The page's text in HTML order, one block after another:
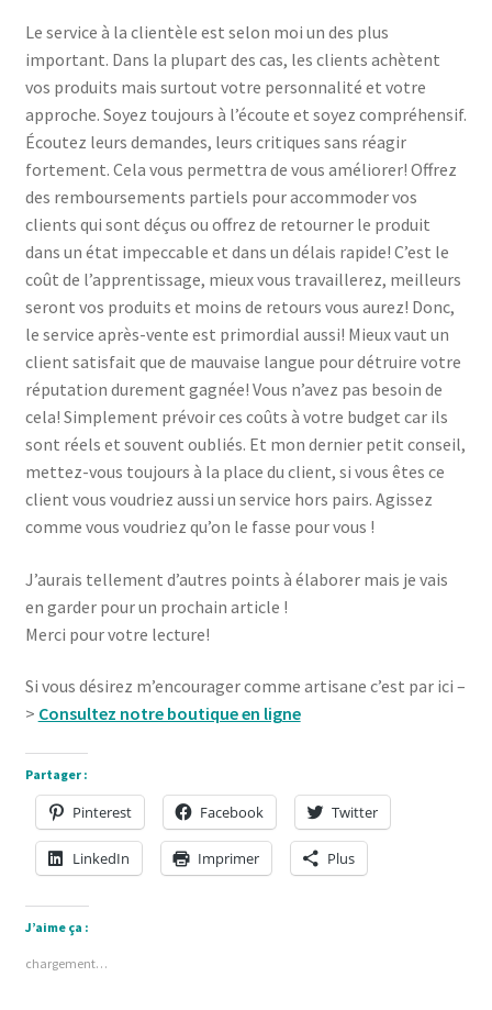
Le service à la clientèle est selon moi un des plus
important. Dans la plupart des cas, les clients achètent
vos produits mais surtout votre personnalité et votre
approche. Soyez toujours à l’écoute et soyez compréhensif.
Écoutez leurs demandes, leurs critiques sans réagir
fortement. Cela vous permettra de vous améliorer! Offrez
des remboursements partiels pour accommoder vos
clients qui sont déçus ou offrez de retourner le produit
dans un état impeccable et dans un délais rapide! C’est le
coût de l’apprentissage, mieux vous travaillerez, meilleurs
seront vos produits et moins de retours vous aurez! Donc,
le service après-vente est primordial aussi! Mieux vaut un
client satisfait que de mauvaise langue pour détruire votre
réputation durement gagnée! Vous n’avez pas besoin de
cela! Simplement prévoir ces coûts à votre budget car ils
sont réels et souvent oubliés. Et mon dernier petit conseil,
mettez-vous toujours à la place du client, si vous êtes ce
client vous voudriez aussi un service hors pairs. Agissez
comme vous voudriez qu’on le fasse pour vous !
J’aurais tellement d’autres points à élaborer mais je vais
en garder pour un prochain article !
Merci pour votre lecture!
Si vous désirez m’encourager comme artisane c’est par ici –
> Consultez notre boutique en ligne
Partager :
Pinterest Facebook Twitter
LinkedIn Imprimer Plus
J’aime ça :
chargement…